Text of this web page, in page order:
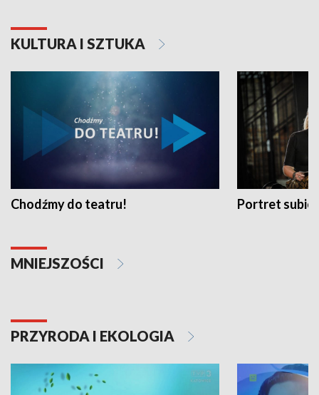
KULTURA I SZTUKA
Chodźmy do teatru! Portret
MNIEJSZOŚCI
PRZYRODA I EKOLOGIA